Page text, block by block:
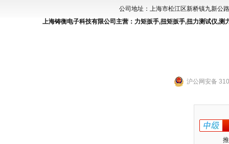
公司地址：上海市松江区新桥镇九新
上海铸衡电子科技有限公司主营： 力矩扳手,扭矩扳手,扭力测试仪,测
沪公网安备